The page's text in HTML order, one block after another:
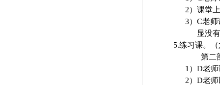
2） 课堂
3） C老师
显没
5.练习课。
第二
1） D老
2） D老